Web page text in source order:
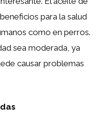
para la salud
como en perros.
sea moderada, ya
causar problemas